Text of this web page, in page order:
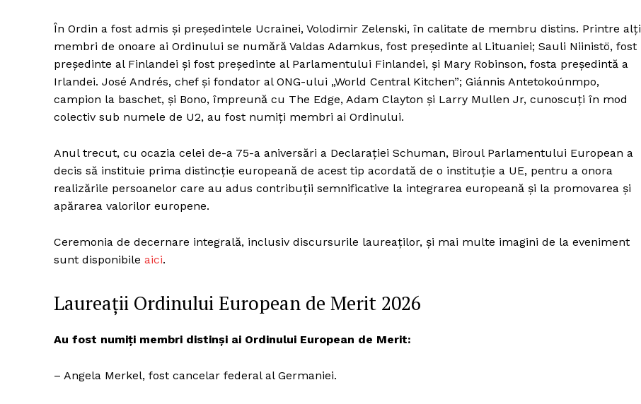
În Ordin a fost admis și președintele Ucrainei, Volodimir Zelenski, în calitate de membru distins. Printre alți
membri de onoare ai Ordinului se numără Valdas Adamkus, fost președinte al Lituaniei; Sauli Niinistö, fost
președinte al Finlandei și fost președinte al Parlamentului Finlandei, și Mary Robinson, fosta președintă a
Irlandei. José Andrés, chef și fondator al ONG-ului „World Central Kitchen”; Giánnis Antetokoúnmpo,
campion la baschet, și Bono, împreună cu The Edge, Adam Clayton și Larry Mullen Jr, cunoscuți în mod
colectiv sub numele de U2, au fost numiți membri ai Ordinului.
Anul trecut, cu ocazia celei de-a 75-a aniversări a Declarației Schuman, Biroul Parlamentului European a
decis să instituie prima distincție europeană de acest tip acordată de o instituție a UE, pentru a onora
realizările persoanelor care au adus contribuții semnificative la integrarea europeană și la promovarea și
apărarea valorilor europene.
Ceremonia de decernare integrală, inclusiv discursurile laureaților, și mai multe imagini de la eveniment
sunt disponibile aici.
Laureații Ordinului European de Merit 2026
Au fost numiți membri distinși ai Ordinului European de Merit:
– Angela Merkel, fost cancelar federal al Germaniei.